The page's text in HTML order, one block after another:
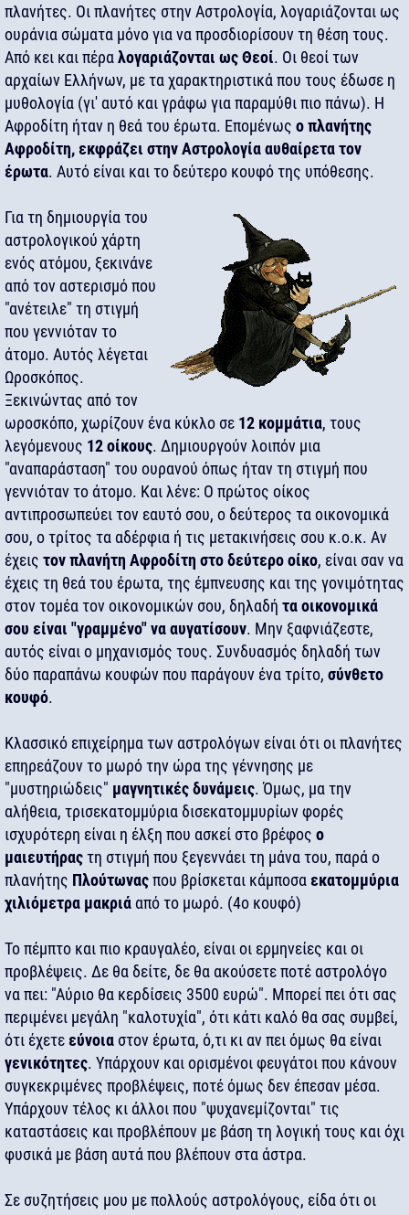
πλανήτες. Οι πλανήτες στην Αστρολογία, λογαριάζονται ως
ουράνια σώματα μόνο για να προσδιορίσουν τη θέση τους.
Από κει και πέραλογαριάζονται ως Θεοί. Οι θεοί των
αρχαίων Ελλήνων, με τα χαρακτηριστικά που τους έδωσε η
μυθολογία (γι' αυτό και γράφω για παραμύθι πιο πάνω). Η
Αφροδίτη ήταν η θεά του έρωτα. Επομένως ο πλανήτης
Αφροδίτη, εκφράζει στην Αστρολογία αυθαίρετα τον
έρωτα. Αυτό είναι και το δεύτερο κουφό της υπόθεσης.
Για τη δημιουργία του
αστρολογικού χάρτη
ενός ατόμου, ξεκινάνε
από τον αστερισμό που
"ανέτειλε" τη στιγμή
που γεννιόταν το
άτομο. Αυτός λέγεται
Ωροσκόπος.
Ξεκινώντας από τον
ωροσκόπο, χωρίζουν ένα κύκλο σε 12 κομμάτια, τους
λεγόμενους 12 οίκους. Δημιουργούν λοιπόν μια
"αναπαράσταση" του ουρανού όπως ήταν τη στιγμή που
γεννιόταν το άτομο. Και λένε: Ο πρώτος οίκος
αντιπροσωπεύει τον εαυτό σου, ο δεύτερος τα οικονομικά
σου, ο τρίτος τα αδέρφια ή τις μετακινήσεις σου κ.ο.κ. Αν
έχεις τον πλανήτη Αφροδίτη στο δεύτερο οίκο, είναι σαν να
έχεις τη θεά του έρωτα, της έμπνευσης και της γονιμότητας
στον τομέα τον οικονομικών σου, δηλαδή τα οικονομικά
σου είναι "γραμμένο" να αυγατίσουν. Μην ξαφνιάζεστε,
αυτός είναι ο μηχανισμός τους. Συνδυασμός δηλαδή των
δύο παραπάνω κουφών που παράγουν ένα τρίτο, σύνθετο
κουφό.
Κλασσικό επιχείρημα των αστρολόγων είναι ότι οι πλανήτες
επηρεάζουν το μωρό την ώρα της γέννησης με
"μυστηριώδεις" μαγνητικές δυνάμεις. Όμως, μα την
αλήθεια, τρισεκατομμύρια δισεκατομμυρίων φορές
ισχυρότερη είναι η έλξη που ασκεί στο βρέφος ο
μαιευτήραςτη στιγμή που ξεγεννάει τη μάνα του, παρά ο
πλανήτης Πλούτωναςπου βρίσκεται κάμποσα εκατομμύρια
χιλιόμετρα μακριάαπό το μωρό. (4ο κουφό)
Το πέμπτο και πιο κραυγαλέο, είναι οι ερμηνείες και οι
προβλέψεις. Δε θα δείτε, δε θα ακούσετε ποτέ αστρολόγο
να πει: "Αύριο θα κερδίσεις 3500 ευρώ". Μπορεί πει ότι σας
περιμένει μεγάλη "καλοτυχία", ότι κάτι καλό θα σας συμβεί,
ότι έχετε εύνοια στον έρωτα, ό,τι κι αν πει όμως θα είναι
γενικότητες. Υπάρχουν και ορισμένοι φευγάτοι που κάνουν
συγκεκριμένες προβλέψεις, ποτέ όμως δεν έπεσαν μέσα.
Υπάρχουν τέλος κι άλλοι που "ψυχανεμίζονται" τις
καταστάσεις και προβλέπουν με βάση τη λογική τους και όχι
φυσικά με βάση αυτά που βλέπουν στα άστρα.
Σε συζητήσεις μου με πολλούς αστρολόγους, είδα ότι οι